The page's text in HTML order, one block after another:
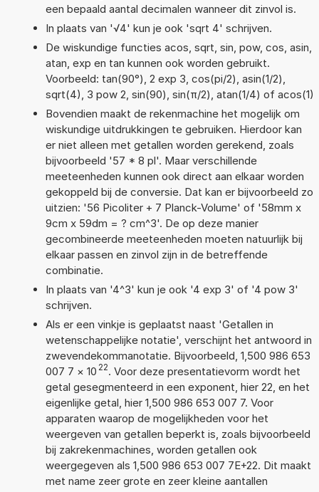
een bepaald aantal decimalen wanneer dit zinvol is.
In plaats van '√4' kun je ook 'sqrt 4' schrijven.
De wiskundige functies acos, sqrt, sin, pow, cos, asin,
atan, exp en tan kunnen ook worden gebruikt.
Voorbeeld: tan(90°), 2 exp 3, cos(pi/2), asin(1/2),
sqrt(4), 3 pow 2, sin(90), sin(π/2), atan(1/4) of acos(1)
Bovendien maakt de rekenmachine het mogelijk om
wiskundige uitdrukkingen te gebruiken. Hierdoor kan
er niet alleen met getallen worden gerekend, zoals
bijvoorbeeld '57 * 8 pl'. Maar verschillende
meeteenheden kunnen ook direct aan elkaar worden
gekoppeld bij de conversie. Dat kan er bijvoorbeeld zo
uitzien: '56 Picoliter + 7 Planck-Volume' of '58mm x
9cm x 59dm = ? cm^3'. De op deze manier
gecombineerde meeteenheden moeten natuurlijk bij
elkaar passen en zinvol zijn in de betreffende
combinatie.
In plaats van '4^3' kun je ook '4 exp 3' of '4 pow 3'
schrijven.
Als er een vinkje is geplaatst naast 'Getallen in
wetenschappelijke notatie', verschijnt het antwoord in
zwevendekommanotatie. Bijvoorbeeld, 1,500 986 653
007 7 × 10 22. Voor deze presentatievorm wordt het
getal gesegmenteerd in een exponent, hier 22, en het
eigenlijke getal, hier 1,500 986 653 007 7. Voor
apparaten waarop de mogelijkheden voor het
weergeven van getallen beperkt is, zoals bijvoorbeeld
bij zakrekenmachines, worden getallen ook
weergegeven als 1,500 986 653 007 7E+22. Dit maakt
met name zeer grote en zeer kleine aantallen